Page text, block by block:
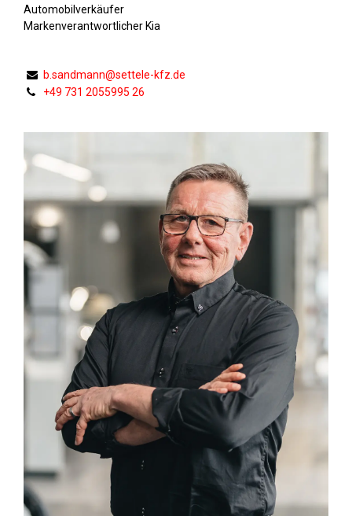
Automobilverkäufer
Markenverantwortlicher Kia
b.sandmann@settele-kfz.de
+49 731 2055995 26